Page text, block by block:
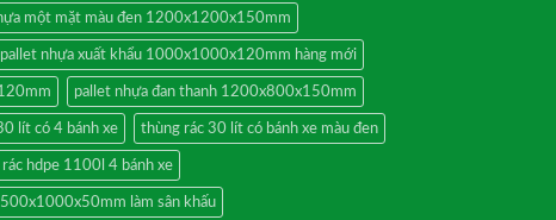
một mặt màu đen 1200x1200x150mm
pallet nhựa xuất khẩu 1000x1000x120mm hàng mới
pallet nhựa đan thanh 1200x800x150mm
lít có 4 bánh xe thùng rác 30 lít có bánh xe màu đen
hdpe 1100l 4 bánh xe
làm sân khấu